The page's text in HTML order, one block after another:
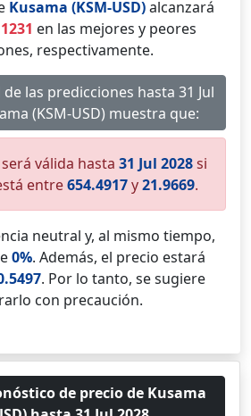
Kusama (KSM-USD)alcanzará
en las mejores y peores
respectivamente.
las predicciones hasta 31 Jul
(KSM-USD) muestra que:
válida hasta 31 Jul 2028si
entre654.4917y21.9669.
neutral y, al mismo tiempo,
0%. Además, el precio estará
. Por lo tanto, se sugiere
con precaución.
de precio de Kusama